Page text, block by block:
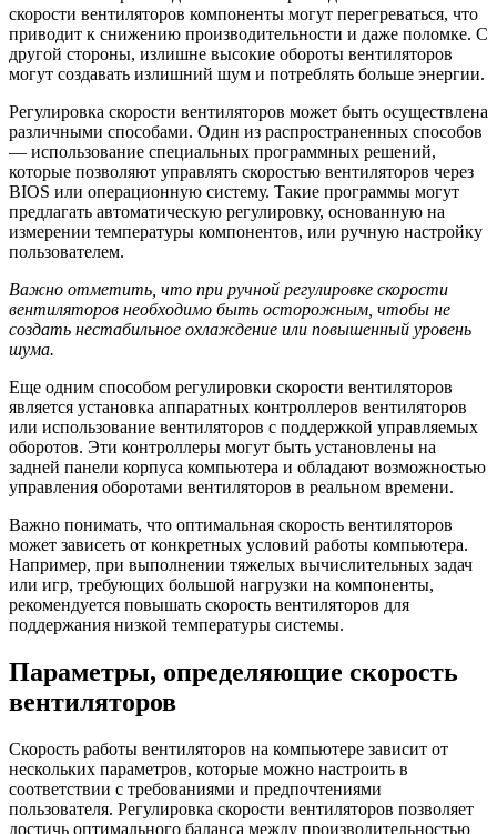
скорости вентиляторов компоненты могут перегреваться, что
приводит к снижению производительности и даже поломке. С
другой стороны, излишне высокие обороты вентиляторов
могут создавать излишний шум и потреблять больше энергии.
Регулировка скорости вентиляторов может быть осуществлена
различными способами. Один из распространенных способов
— использование специальных программных решений,
которые позволяют управлять скоростью вентиляторов через
BIOS или операционную систему. Такие программы могут
предлагать автоматическую регулировку, основанную на
измерении температуры компонентов, или ручную настройку
пользователем.
Важно отметить, что при ручной регулировке скорости
вентиляторов необходимо быть осторожным, чтобы не
создать нестабильное охлаждение или повышенный уровень
шума.
Еще одним способом регулировки скорости вентиляторов
является установка аппаратных контроллеров вентиляторов
или использование вентиляторов с поддержкой управляемых
оборотов. Эти контроллеры могут быть установлены на
задней панели корпуса компьютера и обладают возможностью
управления оборотами вентиляторов в реальном времени.
Важно понимать, что оптимальная скорость вентиляторов
может зависеть от конкретных условий работы компьютера.
Например, при выполнении тяжелых вычислительных задач
или игр, требующих большой нагрузки на компоненты,
рекомендуется повышать скорость вентиляторов для
поддержания низкой температуры системы.
Параметры, определяющие скорость
вентиляторов
Скорость работы вентиляторов на компьютере зависит от
нескольких параметров, которые можно настроить в
соответствии с требованиями и предпочтениями
пользователя. Регулировка скорости вентиляторов позволяет
достичь оптимального баланса между производительностью